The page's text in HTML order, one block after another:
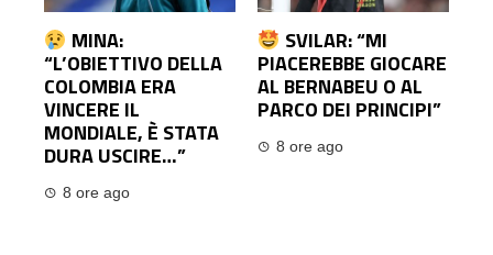
MINA:
“L’OBIETTIVO DELLA
COLOMBIA ERA
VINCERE IL
MONDIALE, È STATA
DURA USCIRE…”
8 ore ago
SVILAR: “MI
PIACEREBBE GIOCARE
AL BERNABEU O AL
PARCO DEI PRINCIPI”
8 ore ago